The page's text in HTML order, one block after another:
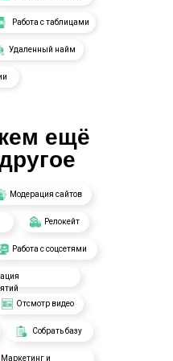
Удаленный найм
Работа с таблицами
Релокейт
Модерация сайтов
Работа с соцсетями
Отсмотр видео
Маркетинг и
Собрать базу
ещё